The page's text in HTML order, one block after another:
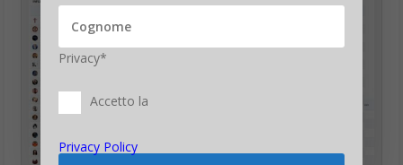
Privacy*
Accetto la
Privacy Policy